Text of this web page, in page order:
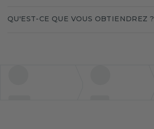
QU'EST-CE QUE VOUS OBTIENDREZ ?